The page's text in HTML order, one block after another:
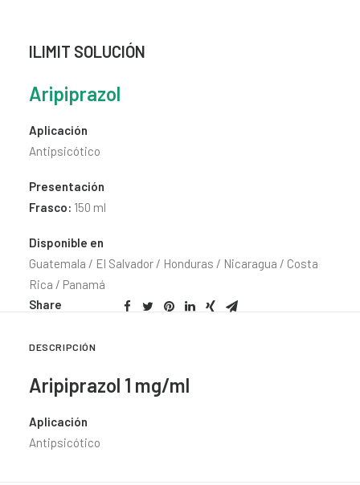
ILIMIT SOLUCIÓN
Aripiprazol
Aplicación
Antipsicótico
Presentación
Frasco: 150 ml
Disponible en
Guatemala / El Salvador / Honduras / Nicaragua / Costa
Rica / Panamá
Share
DESCRIPCIÓN
Aripiprazol 1 mg/ml
Aplicación
Antipsicótico